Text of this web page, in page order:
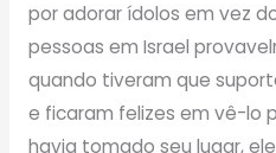
por adorar ídolos em vez
pessoas em Israel
quando tiveram que
e ficaram felizes em vê-lo
havia tomado seu lugar,